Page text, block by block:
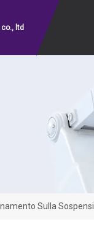
co., ltd
Sulla